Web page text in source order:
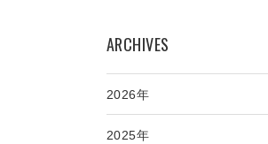
ARCHIVES
2026年
2025年